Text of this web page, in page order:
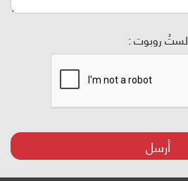
لستُ روبوت :
أرسل